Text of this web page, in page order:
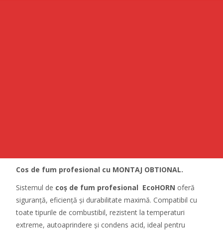
Cos de fum profesional cu MONTAJ OBTIONAL.
Sistemul de coș de fum profesional EcoHORN oferă
siguranță, eficiență și durabilitate maximă. Compatibil cu
toate tipurile de combustibil, rezistent la temperaturi
extreme, autoaprindere și condens acid, ideal pentru